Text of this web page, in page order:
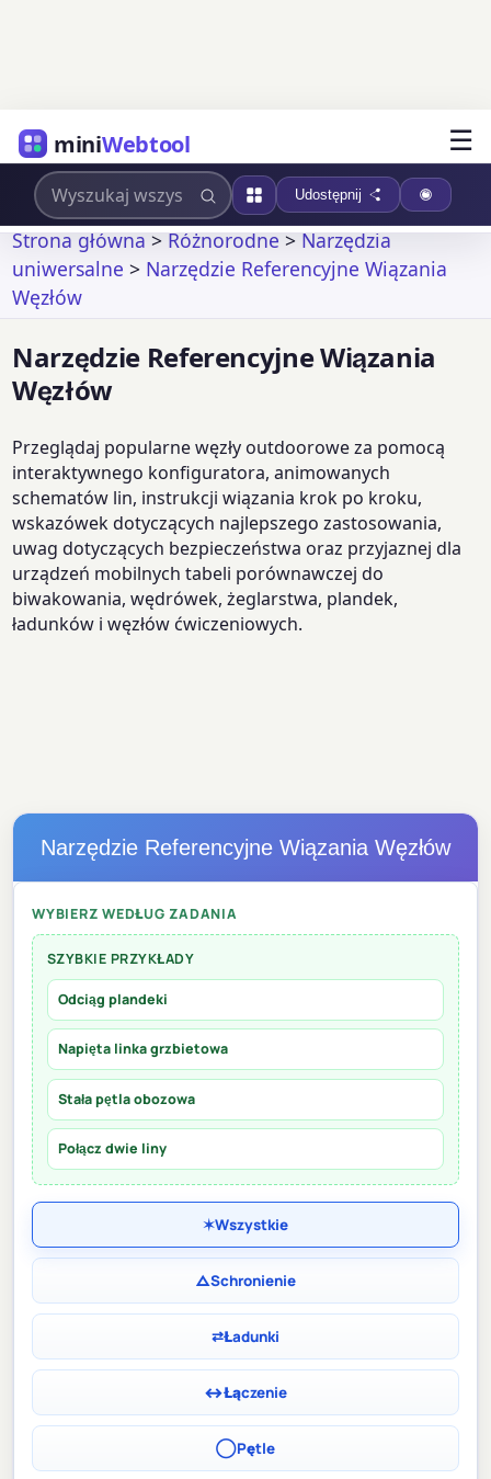
miniWebtool ☰
Udostępnij
Strona główna>Różnorodne>Narzędzia
uniwersalne > Narzędzie Referencyjne Wiązania
Węzłów
Narzędzie Referencyjne Wiązania
Węzłów
Przeglądaj popularne węzły outdoorowe za pomocą
interaktywnego konfiguratora, animowanych
schematów lin, instrukcji wiązania krok po kroku,
wskazówek dotyczących najlepszego zastosowania,
uwag dotyczących bezpieczeństwa oraz przyjaznej dla
urządzeń mobilnych tabeli porównawczej do
biwakowania, wędrówek, żeglarstwa, plandek,
ładunków i węzłów ćwiczeniowych.
Narzędzie Referencyjne Wiązania Węzłów
WYBIERZ WEDŁUG ZADANIA
SZYBKIE PRZYKŁADY
Odciąg plandeki
Napięta linka grzbietowa
Stała pętla obozowa
Połącz dwie liny
✶Wszystkie
△Schronienie
⇄Ładunki
↔Łączenie
◯Pętle